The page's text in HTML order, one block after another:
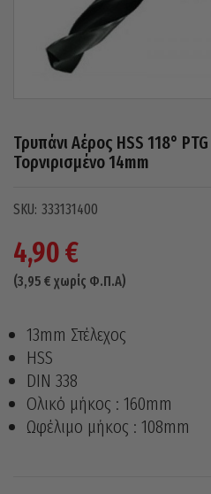
Τρυπάνι Αέρος HSS 118°
Τορνιρισμένο 14mm
333131400
4,90€
(3,95 € χωρίς Φ.Π.Α)
13mm Στέλεχος
HSS
DIN 338
Ολικό μήκος : 160mm
Ωφέλιμο μήκος : 108mm